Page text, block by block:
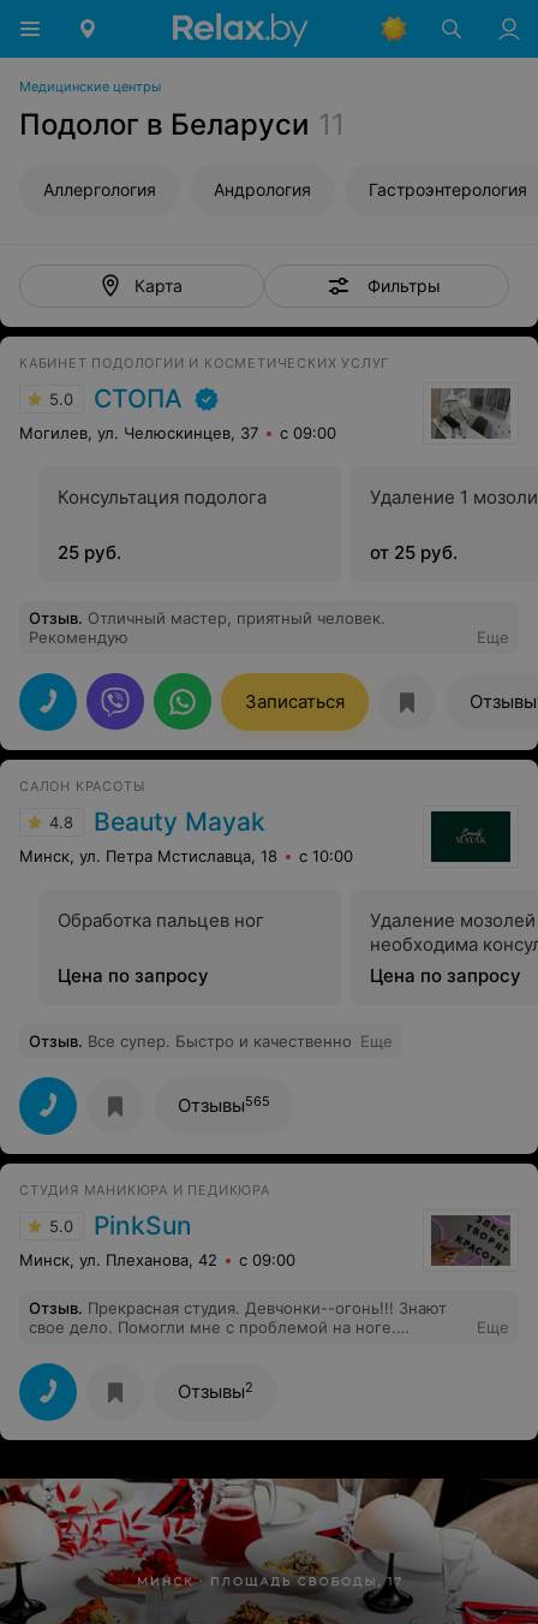
Медицинские центры
Подолог в Беларуси 11
Аллергология Андрология Гастроэнтерология
Карта Фильтры
КАБИНЕТ ПОДОЛОГИИ И КОСМЕТИЧЕСКИХ УСЛУГ
5.0 СТОПА
Могилев, ул. Челюскинцев, 37 с 09:00
Консультация подолога
25 руб.
Удаление 1 мозоли
от 25 руб.
Отзыв. Отличный мастер, приятный человек.
Рекомендую
Еще
Записаться Отзывы
САЛОН КРАСОТЫ
4.8 Beauty Mayak
Минск, ул. Петра Мстиславца, 18 с 10:00
Обработка пальцев ног
Цена по запросу
Удаление
необходима
Цена по запросу
Отзыв. Все супер. Быстро и качественно Еще
Отзывы565
СТУДИЯ МАНИКЮРА И ПЕДИКЮРА
5.0 PinkSun
Минск, ул. Плеханова, 42 с 09:00
Отзыв. Прекрасная студия. Девчонки--огонь!!! Знают
свое дело. Помогли мне с проблемой на ноге.
безотказны и найдут время для клиента.
Еще
Отзывы2